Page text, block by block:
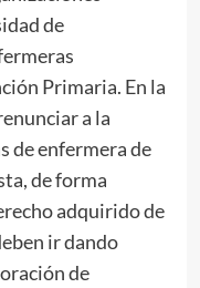
de
Primaria. En la
a la
de enfermera de
de forma
adquirido de
ir dando
de